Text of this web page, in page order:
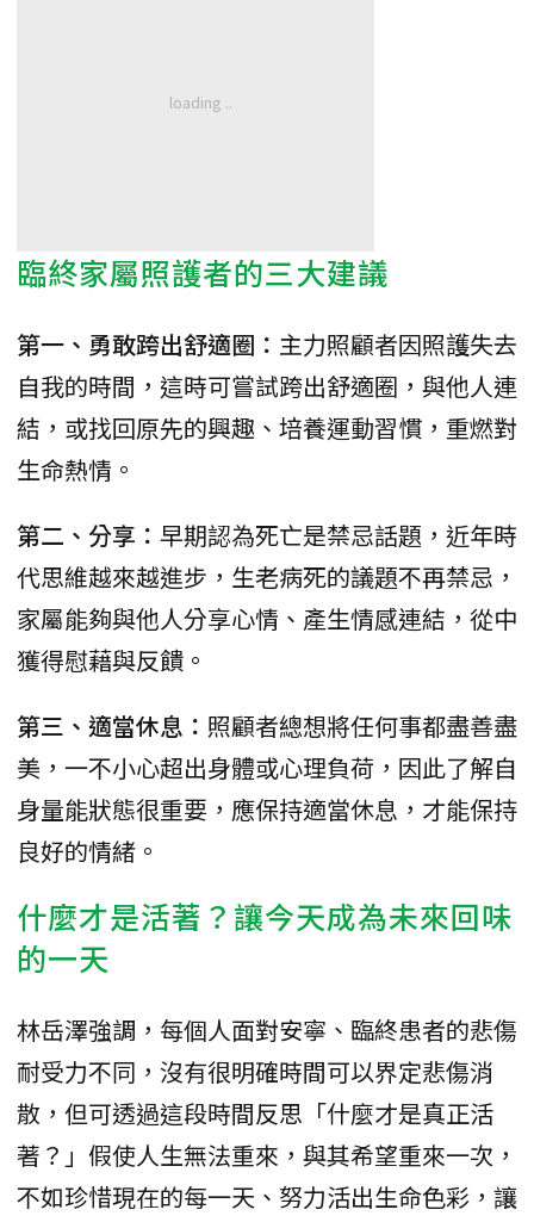
臨終家屬照護者的三大建議
第一、勇敢跨出舒適圈： 主力照顧者因照護失去
自我的時間，這時可嘗試跨出舒適圈，與他人連
結，或找回原先的興趣、培養運動習慣，重燃對
生命熱情。
第二、分享： 早期認為死亡是禁忌話題，近年時
代思維越來越進步，生老病死的議題不再禁忌，
家屬能夠與他人分享心情、產生情感連結，從中
獲得慰藉與反饋。
第三、適當休息： 照顧者總想將任何事都盡善盡
美，一不小心超出身體或心理負荷，因此了解自
身量能狀態很重要，應保持適當休息，才能保持
良好的情緒。
什麼才是活著？讓今天成為未來回味
的一天
林岳澤強調，每個人面對安寧、臨終患者的悲傷
耐受力不同，沒有很明確時間可以界定悲傷消
散，但可透過這段時間反思「什麼才是真正活
著？」假使人生無法重來，與其希望重來一次，
不如珍惜現在的每一天、努力活出生命色彩，讓